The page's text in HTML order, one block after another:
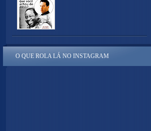
O QUE ROLA LÁ NO INSTAGRAM